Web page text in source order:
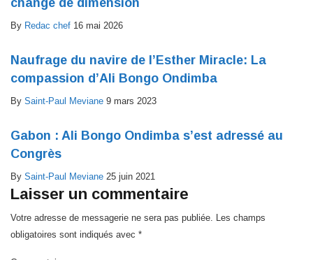
change de dimension
By Redac chef 16 mai 2026
Naufrage du navire de l’Esther Miracle: La
compassion d’Ali Bongo Ondimba
By Saint-Paul Meviane 9 mars 2023
Gabon : Ali Bongo Ondimba s’est adressé au
Congrès
By Saint-Paul Meviane 25 juin 2021
Laisser un commentaire
Votre adresse de messagerie ne sera pas publiée. Les champs
obligatoires sont indiqués avec *